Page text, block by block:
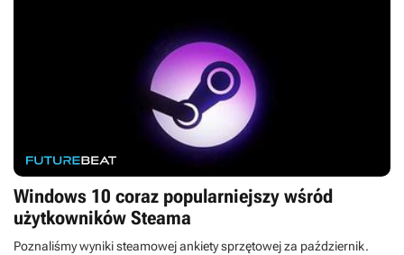
Windows 10 coraz popularniejszy wśród
użytkowników Steama
Poznaliśmy wyniki steamowej ankiety sprzętowej za październik.